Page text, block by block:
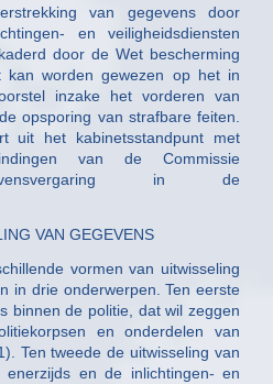
van gegevens door
en veiligheidsdiensten
door de Wet bescherming
kan worden gewezen op het in
inzake het vorderen van
opsporing van strafbare feiten.
uit het kabinetsstandpunt met
van de Commissie
in de
VAN GEGEVENS
vormen van uitwisseling
in drie onderwerpen. Ten eerste
binnen de politie, dat wil zeggen
en onderdelen van
Ten tweede de uitwisseling van
en de inlichtingen- en